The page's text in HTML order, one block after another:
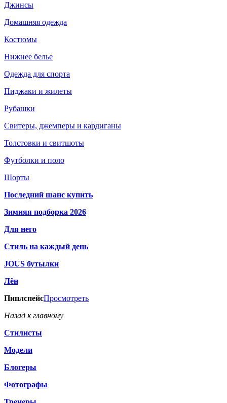
Джинсы
Домашняя одежда
Костюмы
Нижнее белье
Одежда для спорта
Пиджаки и жилеты
Рубашки
Свитеры, джемперы и кардиганы
Толстовки и свитшоты
Футболки и поло
Шорты
Последний шанс купить
Зимняя подборка 2026
Для него
Стиль на каждый день
JOUS бутылки
Лён
ПиплспейсПросмотреть
Назад к главному
Стилисты
Модели
Блогеры
Фотографы